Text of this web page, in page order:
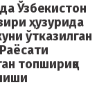
Ўзбекистон
ҳузурида
ўтказилган
топшириққа